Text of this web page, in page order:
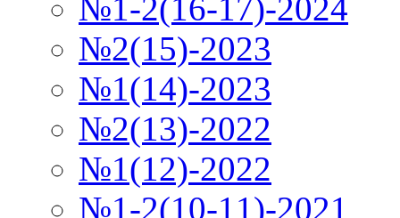
№1-2(16-17)-2024
№2(15)-2023
№1(14)-2023
№2(13)-2022
№1(12)-2022
№1-2(10-11)-2021